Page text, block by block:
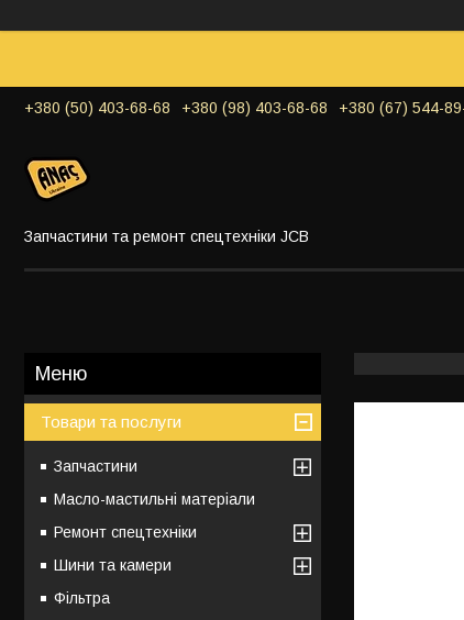
+380 (50) 403-68-68 +380 (98) 403-68-68 +380 (67) 544-
Запчастини та ремонт спецтехніки JCB
Товари та послуги
Запчастини
Масло-мастильні матеріали
Ремонт спецтехніки
Шини та камери
Фільтра